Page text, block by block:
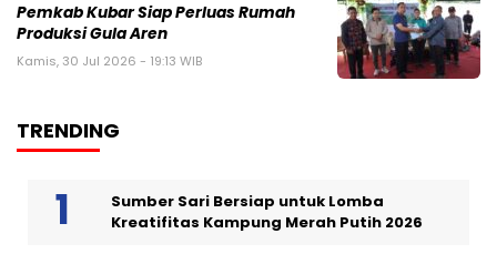
Pemkab Kubar Siap Perluas Rumah
Produksi Gula Aren
Kamis, 30 Jul 2026 - 19:13 WIB
TRENDING
Sumber Sari Bersiap untuk Lomba
Kreatifitas Kampung Merah Putih 2026